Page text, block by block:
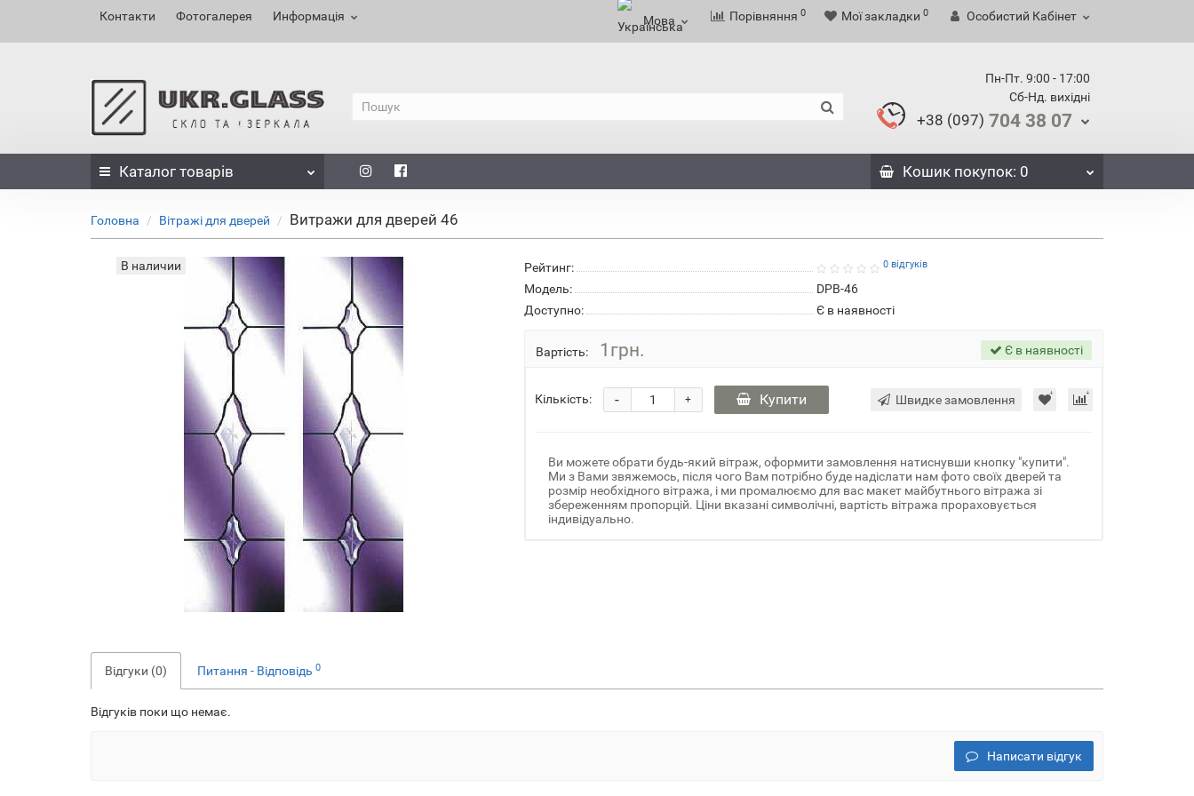
Контакти Фотогалерея Информація Мова Порівняння 0 Мої закладки 0 Особистий Кабінет
Пн-Пт. 9:00 - 17:00
Сб-Нд. вихідні
+38 (097) 704 38 07
Каталог товарів Кошикпокупок: 0
Головна Вітражі для дверей Витражи для дверей 46
В наличии Рейтинг: 0 відгуків
Модель:
DPB-46
Доступно:
Є в наявності
Вартість: 1грн. Є в наявності
Кількість: +
- Купити Швидке замовлення
Ви можете обрати будь-який вітраж, оформити замовлення натиснувши кнопку "купити".
Ми з Вами звяжемось, після чого Вам потрібно буде надіслати нам фото своїх дверей та
розмір необхідного вітража, і ми промалюємо для вас макет майбутнього вітража зі
збереженням пропорцій. Ціни вказані символічні, вартість вітража прораховується
індивідуально.
Відгуки (0) Питання - Відповідь 0
Відгуків поки що немає.
Написати відгук